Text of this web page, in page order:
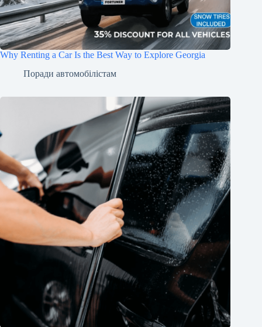
Why Renting a Car Is the Best Way to Explore Georgia
Поради автомобілістам